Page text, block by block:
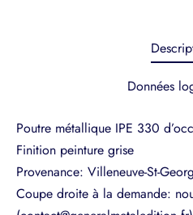
Données
Poutre métallique IPE 330
Finition peinture grise
Provenance: Villeneuve-St-
Coupe droite à la demande: